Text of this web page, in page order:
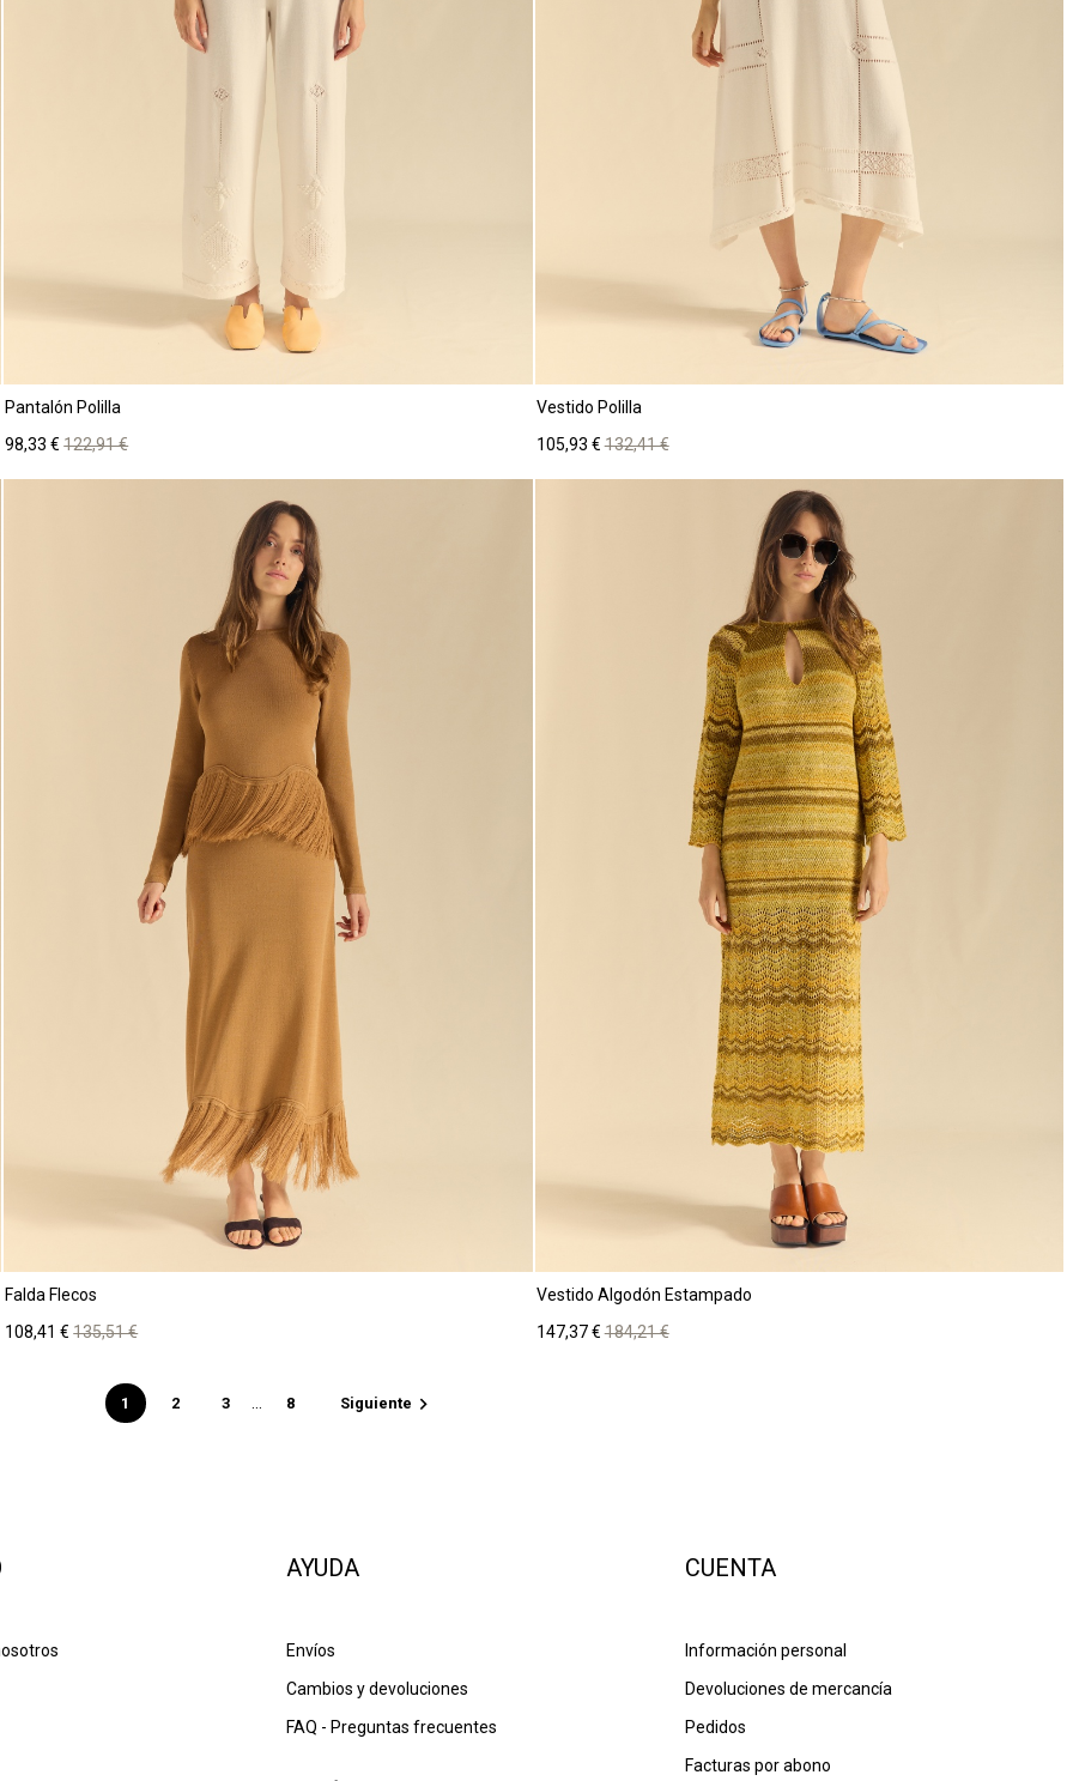
Pantalón Polilla
Precio
98,33 € Precio
base
122,91 €
Vestido Polilla
Precio
105,93 €Precio
base
132,41 €
Falda Flecos
Precio
108,41 € Precio
base
135,51 €
Vestido Algodón Estampado
Precio
147,37 €Precio
base
184,21 €
1 2 3 8 Siguiente 
AYUDA
Envíos
Cambios y devoluciones
FAQ - Preguntas frecuentes
CUENTA
Información personal
Devoluciones de mercancía
Pedidos
Facturas por abono